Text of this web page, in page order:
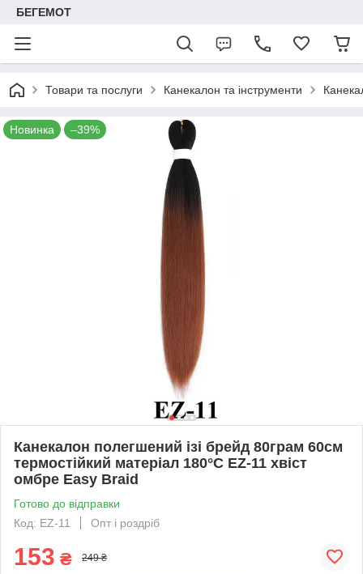
БЕГЕМОТ
Товари та послуги Канекалон та інструменти
Новинка –39%
Канекалон полегшений ізі брейд 80грам 60см
термостійкий матеріал 180°C EZ-11 хвіст
омбре Easy Braid
Готово до відправки
Код: EZ-11
Опт і роздріб
153 ₴ 249 ₴